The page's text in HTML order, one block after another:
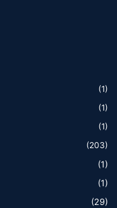
(1)
(1)
(1)
(203)
(1)
(1)
(29)